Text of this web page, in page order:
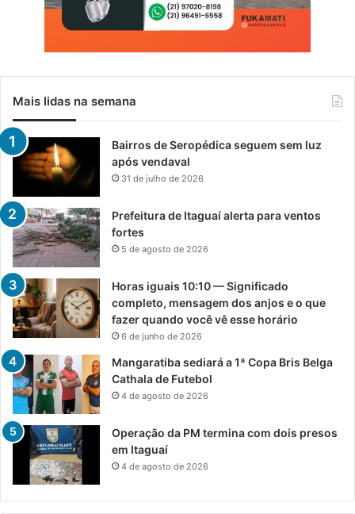
Mais lidas na semana
Bairros de Seropédica seguem sem luz
após vendaval
31 de julho de 2026
Prefeitura de Itaguaí alerta para ventos
fortes
5 de agosto de 2026
Horas iguais 10:10 — Significado
completo, mensagem dos anjos e o que
fazer quando você vê esse horário
6 de junho de 2026
Mangaratiba sediará a 1ª Copa Bris Belga
Cathala de Futebol
4 de agosto de 2026
Operação da PM termina com dois presos
em Itaguaí
4 de agosto de 2026